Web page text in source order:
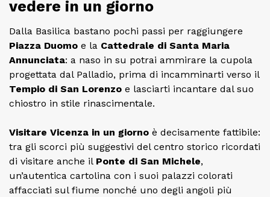
vedere in un giorno
Dalla Basilica bastano pochi passi per raggiungere
Piazza Duomo e la Cattedrale di Santa Maria
Annunciata: a naso in su potrai ammirare la cupola
progettata dal Palladio, prima di incamminarti verso il
Tempio di San Lorenzo e lasciarti incantare dal suo
chiostro in stile rinascimentale.
Visitare Vicenza in un giorno è decisamente fattibile:
tra gli scorci più suggestivi del centro storico ricordati
di visitare anche il Ponte di San Michele,
un’autentica cartolina con i suoi palazzi colorati
affacciati sul fiume nonché uno degli angoli più